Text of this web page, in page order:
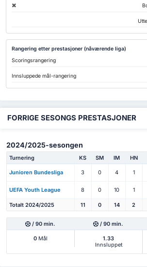
Rangering etter prestasjoner (nåværende liga)
Scoringsrangering
Innsluppede mål-rangering
FORRIGE SESONGS PRESTASJONER
2024/2025-sesongen
Turnering KS SM IM HN
Junioren Bundesliga 3 0 4 1
UEFA Youth League 8 0 10 1
Totalt 2024/2025 11 0 14 2
/ 90 min. / 90 min.
0Mål
1.33
Innsluppet